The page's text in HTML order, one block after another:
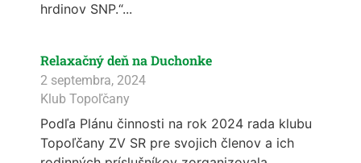
hrdinov SNP.“...
Relaxačný deň na Duchonke
2 septembra, 2024
Klub Topoľčany
Podľa Plánu činnosti na rok 2024 rada klubu
Topoľčany ZV SR pre svojich členov a ich